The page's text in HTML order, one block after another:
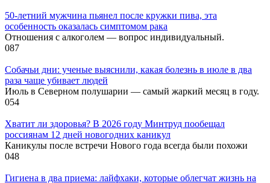
50-летний мужчина пьянел после кружки пива, эта
особенность оказалась симптомом рака
Отношения с алкоголем — вопрос индивидуальный.
087
Собачьи дни: ученые выяснили, какая болезнь в июле в два
раза чаще убивает людей
Июль в Северном полушарии — самый жаркий месяц в году.
054
Хватит ли здоровья? В 2026 году Минтруд пообещал
россиянам 12 дней новогодних каникул
Каникулы после встречи Нового года всегда были похожи
048
Гигиена в два приема: лайфхаки, которые облегчат жизнь на